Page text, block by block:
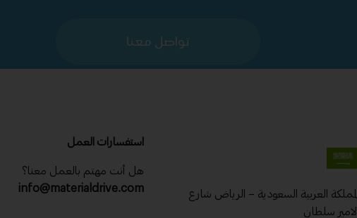
تواصل معنا
المملكة العربية السعودية – الرياض شارع
الامير سلطان
استفسارات العمل
هل أنت مهتم بالعمل معنا؟
info@materialdrive.com